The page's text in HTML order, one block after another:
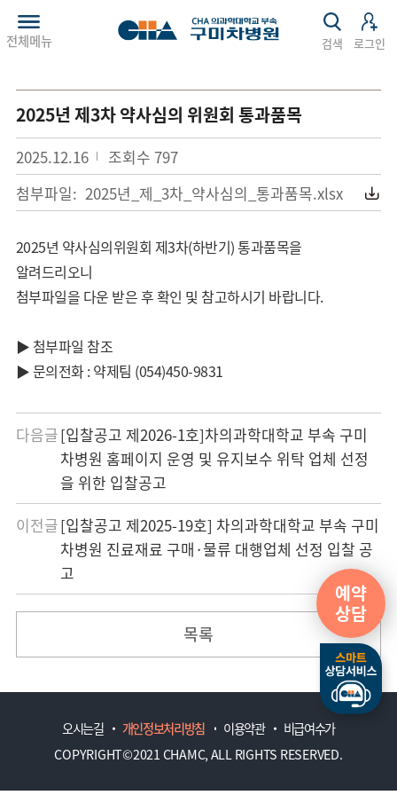
전체메뉴 검색 로그인
2025년 제3차 약사심의 위원회 통과품목
2025.12.16 조회수 797
첨부파일: 2025년_제_3차_약사심의_통과품목.xlsx
2025년 약사심의위원회 제3차(하반기) 통과품목을
알려드리오니
첨부파일을 다운 받은 후 확인 및 참고하시기 바랍니다.
▶ 첨부파일 참조
▶ 문의전화 : 약제팀 (054)450-9831
다음글[입찰공고 제2026-1호]차의과학대학교 부속 구미
차병원 홈페이지 운영 및 유지보수 위탁 업체 선정
을 위한 입찰공고
이전글[입찰공고 제2025-19호] 차의과학대학교 부속 구미
차병원 진료재료 구매·물류 대행업체 선정 입찰 공
고
목록
오시는길 개인정보처리방침 이용약관
비급여수가
COPYRIGHT©2021 CHAMC, ALL RIGHTS RESERVED.
예약
상담